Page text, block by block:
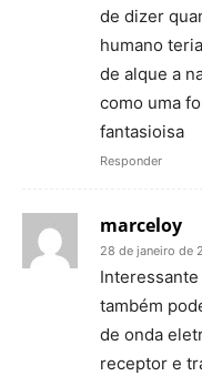
de dizer
humano
de alque a
como uma
fantasioisa
Responder
marceloy
28 de janeiro de
também
de onda
receptor e